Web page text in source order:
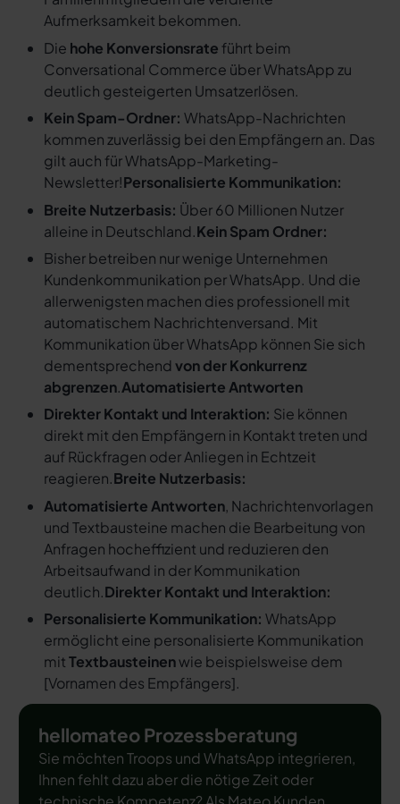
Aufmerksamkeit bekommen.
Die hohe Konversionsrate führt beim
Conversational Commerce über WhatsApp zu
deutlich gesteigerten Umsatzerlösen.
Kein Spam-Ordner: WhatsApp-Nachrichten
kommen zuverlässig bei den Empfängern an. Das
gilt auch für WhatsApp-Marketing-
Newsletter!Personalisierte Kommunikation:
Breite Nutzerbasis: Über 60 Millionen Nutzer
alleine in Deutschland.Kein Spam Ordner:
Bisher betreiben nur wenige Unternehmen
Kundenkommunikation per WhatsApp. Und die
allerwenigsten machen dies professionell mit
automatischem Nachrichtenversand. Mit
Kommunikation über WhatsApp können Sie sich
dementsprechendvon der Konkurrenz
abgrenzen.Automatisierte Antworten
Direkter Kontakt und Interaktion: Sie können
direkt mit den Empfängern in Kontakt treten und
auf Rückfragen oder Anliegen in Echtzeit
reagieren.Breite Nutzerbasis:
Automatisierte Antworten, Nachrichtenvorlagen
und Textbausteine machen die Bearbeitung von
Anfragen hocheffizient und reduzieren den
Arbeitsaufwand in der Kommunikation
deutlich.Direkter Kontakt und Interaktion:
Personalisierte Kommunikation: WhatsApp
ermöglicht eine personalisierte Kommunikation
mitTextbausteinenwie beispielsweise dem
[Vornamen des Empfängers].
hellomateo Prozessberatung
Sie möchten Troops und WhatsApp integrieren,
Ihnen fehlt dazu aber die nötige Zeit oder